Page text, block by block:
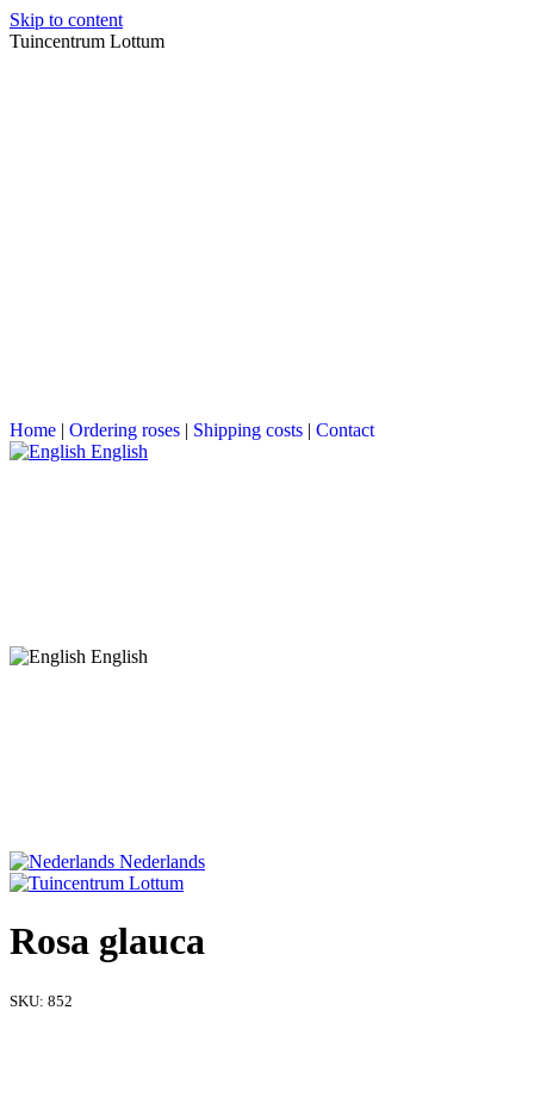
Skip to content
Tuincentrum Lottum
Home | Ordering roses | Shipping costs | Contact
English
English
Nederlands
Rosa glauca
SKU: 852